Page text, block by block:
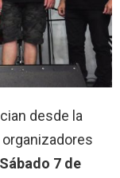
desde la
organizadores
7 de